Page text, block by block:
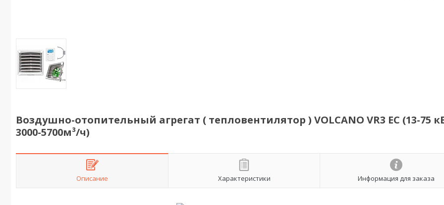
Воздушно-отопительный агрегат ( тепловентилятор ) VOLCANO VR3 EC (13-75
3000-5700м³/ч)
Описание Характеристики Информация для заказа